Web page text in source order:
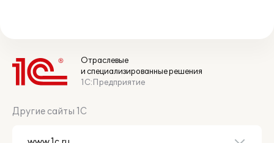
Отраслевые
и специализированные решения
1С:Предприятие
Другие сайты 1С